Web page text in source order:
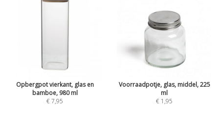
Opbergpot vierkant, glas en
bamboe, 980 ml
€ 7,95
Voorraadpotje, glas, middel, 225
ml
€ 1,95